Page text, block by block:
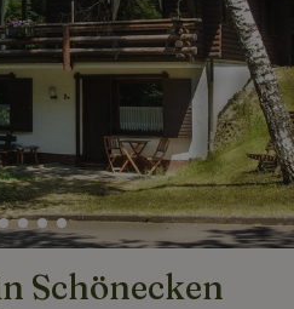
Schönecken